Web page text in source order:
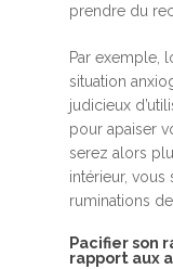
prendre du
Par exemple,
situation
judicieux
pour apaiser
serez alors
intérieur,
ruminations
Pacifier son
rapport aux